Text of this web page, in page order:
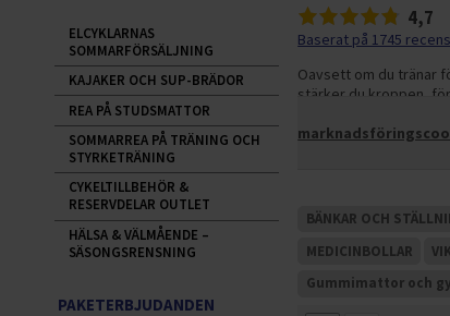
4,7
Baserat på 1745
Oavsett om du tränar
stärker du kroppen,
brett sortiment av
BÄNKAR OCH
MEDICINBOLLAR
Gummimattor och
ELCYKLARNAS
SOMMARFÖRSÄLJNING
KAJAKER OCH SUP-BRÄDOR
REA PÅ STUDSMATTOR
SOMMARREA PÅ TRÄNING OCH
STYRKETRÄNING
CYKELTILLBEHÖR &
RESERVDELAR OUTLET
HÄLSA & VÄLMÅENDE –
SÄSONGSRENSNING
PAKETERBJUDANDEN